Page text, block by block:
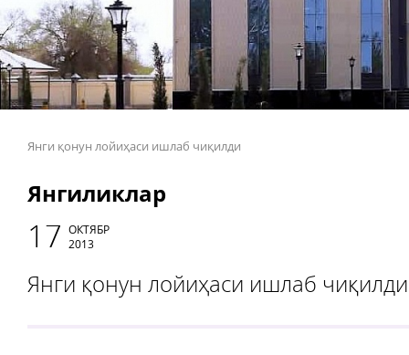
Янги қонун лойиҳаси ишлаб чиқилди
Янгиликлар
17 ОКТЯБР
2013
Янги қонун лойиҳаси ишлаб чиқилди